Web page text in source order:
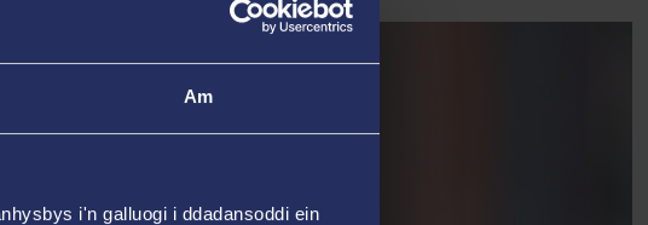
Am
i'n galluogi i ddadansoddi ein